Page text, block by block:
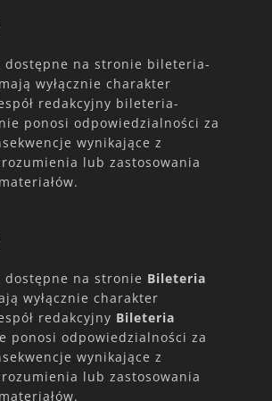
dostępne na stronie bileteria-
wyłącznie charakter
redakcyjny bileteria-
ponosi odpowiedzialności za
wynikające z
lub zastosowania
dostępne na stronie Bileteria
wyłącznie charakter
redakcyjny Bileteria
ponosi odpowiedzialności za
wynikające z
lub zastosowania